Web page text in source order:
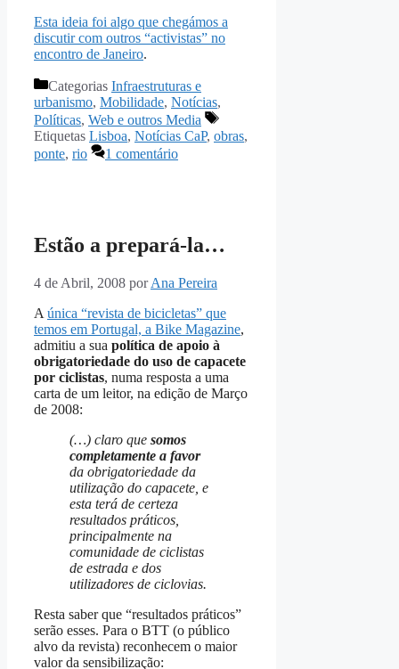
Esta ideia foi algo que chegámos a
discutir com outros “activistas” no
encontro de Janeiro.
Categorias Infraestruturas e
urbanismo, Mobilidade, Notícias,
Políticas, Web e outros Media
Etiquetas Lisboa, Notícias CaP, obras,
ponte, rio 1 comentário
Estão a prepará-la…
4 de Abril, 2008 porAna Pereira
A única “revista de bicicletas” que
temos em Portugal, a Bike Magazine,
admitiu a sua política de apoio à
obrigatoriedade do uso de capacete
por ciclistas, numa resposta a uma
carta de um leitor, na edição de Março
de 2008:
(…) claro que somos
completamente a favor
da obrigatoriedade da
utilização do capacete, e
esta terá de certeza
resultados práticos,
principalmente na
comunidade de ciclistas
de estrada e dos
utilizadores de ciclovias.
Resta saber que “resultados práticos”
serão esses. Para o BTT (o público
alvo da revista) reconhecem o maior
valor da sensibilização: